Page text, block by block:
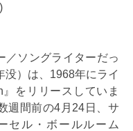
／ソングライターだっ
没）は、1968年にライ
をリリースしていま
週間前の4月24日、サ
セル・ボールルーム